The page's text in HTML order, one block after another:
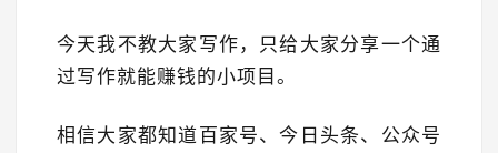
今天我不教大家写作，只给大家分享一个通
过写作就能赚钱的小项目。
相信大家都知道百家号、今日头条、公众号